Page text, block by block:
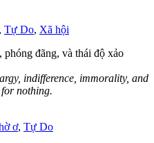
, Tự Do, Xã hội
đãng, và thái độ xảo
indifference, immorality, and
nothing.
ơ, Tự Do